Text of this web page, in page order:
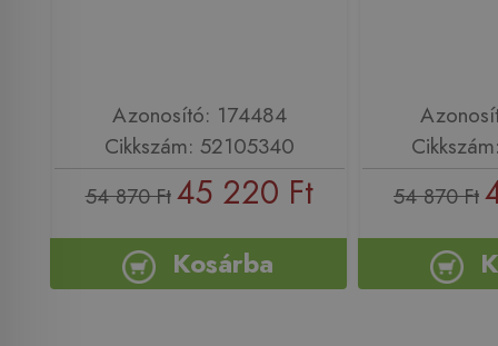
Azonosító: 174484
Cikkszám: 52105340
54 870 Ft 45 220 Ft
Kosárba
54 870 Ft